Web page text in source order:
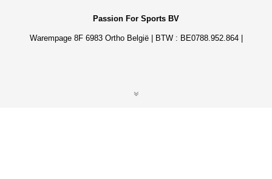
Passion For Sports BV
Warempage 8F 6983 Ortho België | BTW : BE0788.952.864 |